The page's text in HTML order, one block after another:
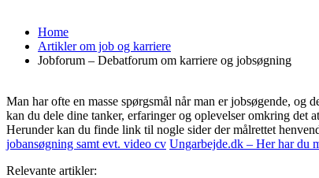
Home
Artikler om job og karriere
Jobforum – Debatforum om karriere og jobsøgning
Man har ofte en masse spørgsmål når man er jobsøgende,
kan du dele dine tanker, erfaringer og oplevelser omkring det
Herunder kan du finde link til nogle sider der målrettet
jobansøgning samt evt. video cv Ungarbejde.dk – Her har du
Relevante artikler: